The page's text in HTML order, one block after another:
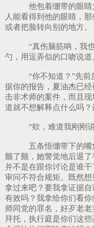
他包着绷带的眼睛
人能看得到他的眼睛，
或者把脸转向别的地方。
“真伤脑筋呐，我
勺，用逗弄似的口吻说道
“你不知道？”先前
据你的报告，夏油杰已
击非术师的案件，而且
道就不想解释点什么吗
“欸，难道我刚刚
五条悟绷带下的嘴
颤了颤，她警觉地后退
并不是在跟你讨论是谁
审问不符合规矩。既然
拿过来吧？要我拿证据
有效吗？我拿给你们看
师同党的罪名，好歹老
拜托，执行庭是你们这